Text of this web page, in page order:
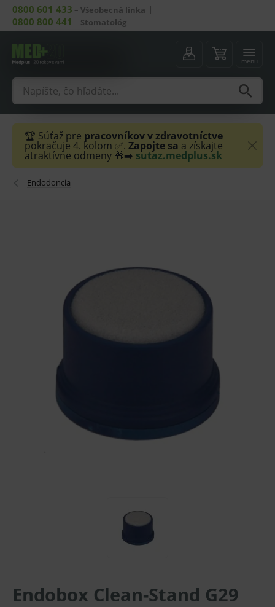
0800 601 433 – Všeobecná linka
0800 800 441 – Stomatológ
menu
🏆 Súťaž pre pracovníkov v zdravotníctve
pokračuje 4. kolom ✅. Zapojte sa a získajte
atraktívne odmeny 🎁➡️ sutaz.medplus.sk
Endodoncia
Endobox Clean-Stand G29